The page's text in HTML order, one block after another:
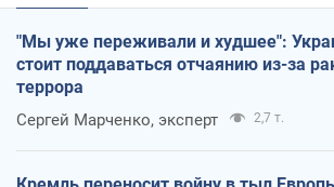
"Мы уже переживали и худшее":
стоит поддаваться отчаянию из-за
террора
Сергей Марченко, эксперт 2,7 т.